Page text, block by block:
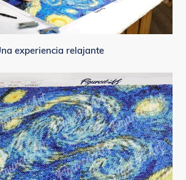
experiencia relajante